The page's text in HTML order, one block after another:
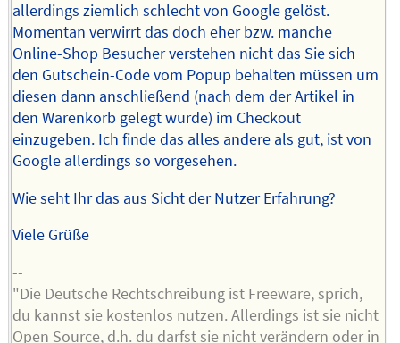
allerdings ziemlich schlecht von Google gelöst.
Momentan verwirrt das doch eher bzw. manche
Online-Shop Besucher verstehen nicht das Sie sich
den Gutschein-Code vom Popup behalten müssen um
diesen dann anschließend (nach dem der Artikel in
den Warenkorb gelegt wurde) im Checkout
einzugeben. Ich finde das alles andere als gut, ist von
Google allerdings so vorgesehen.
Wie seht Ihr das aus Sicht der Nutzer Erfahrung?
Viele Grüße
--
"Die Deutsche Rechtschreibung ist Freeware, sprich,
du kannst sie kostenlos nutzen. Allerdings ist sie nicht
Open Source, d.h. du darfst sie nicht verändern oder in